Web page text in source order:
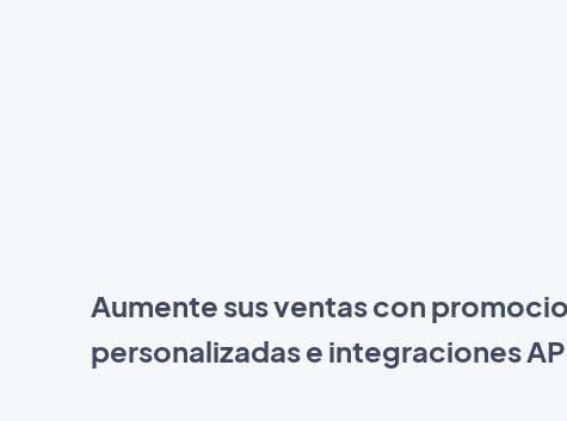
Aumente sus ventas con
personalizadas e integraciones